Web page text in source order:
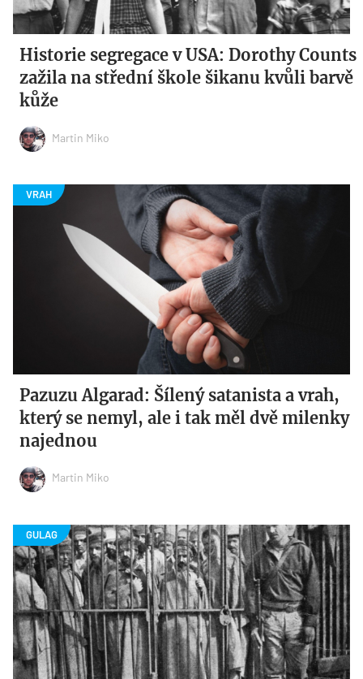
Historie segregace v USA: Dorothy Counts
zažila na střední škole šikanu kvůli barvě
kůže
Martin Miko
Pazuzu Algarad: Šílený satanista a vrah,
který se nemyl, ale i tak měl dvě milenky
najednou
Martin Miko